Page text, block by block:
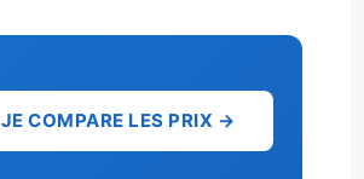
JE COMPARE LES PRIX →